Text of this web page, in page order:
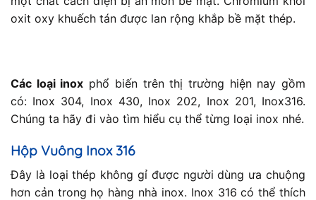
oxit oxy khuếch tán được lan rộng khắp bề mặt thép.
Các loại inox phổ biến trên thị trường hiện nay gồm
có: Inox 304, Inox 430, Inox 202, Inox 201, Inox316.
Chúng ta hãy đi vào tìm hiểu cụ thể từng loại inox nhé.
Hộp Vuông Inox 316
Đây là loại thép không gỉ được người dùng ưa chuộng
hơn cản trong họ hàng nhà inox. Inox 316 có thể thích